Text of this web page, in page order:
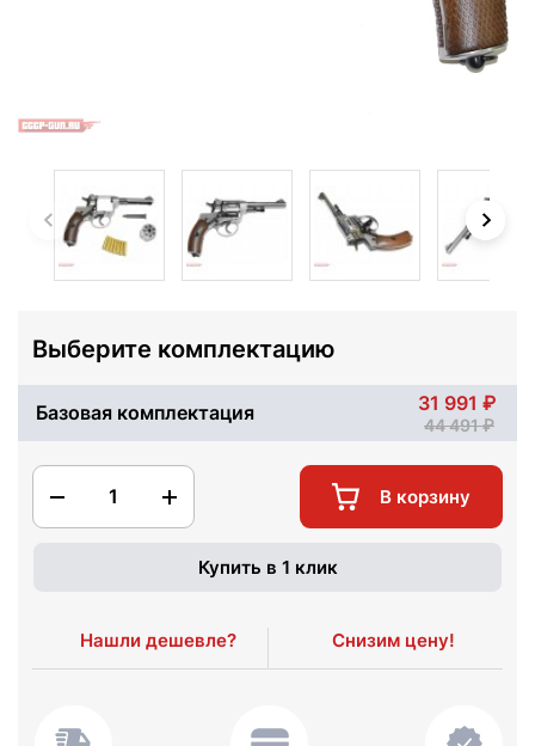
Выберите комплектацию
Базовая комплектация 31 991
44 491
1 В корзину
Купить в 1 клик
Нашли дешевле? Снизим цену!